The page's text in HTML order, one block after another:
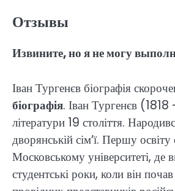
Отзывы
Извините, но я не могу
Іван Тургенєв біографія
біографія. Іван Тургенєв (1818
літератури 19 століття.
дворянській сім’ї. Першу
Московському університеті, де
студентські роки, коли він